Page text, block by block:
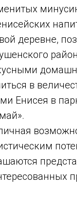
деревне,
в
Енисея в